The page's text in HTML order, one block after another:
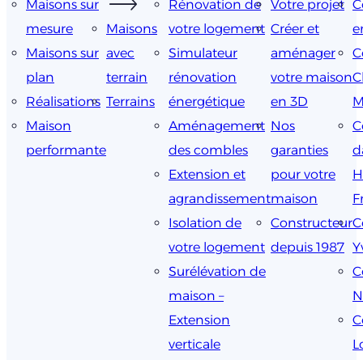
Maisons sur
mesure
Maisons sur
plan
Réalisations
Maison
performante
Maisons
avec
terrain
Terrains
Rénovation de
votre logement
Simulateur
rénovation
énergétique
Aménagement
des combles
Extension et
agrandissement
Isolation de
votre logement
Surélévation de
maison –
Extension
verticale
Votre projet
Créer et
aménager
votre maison
en 3D
Nos
garanties
pour votre
maison
Constructeur
depuis 1987